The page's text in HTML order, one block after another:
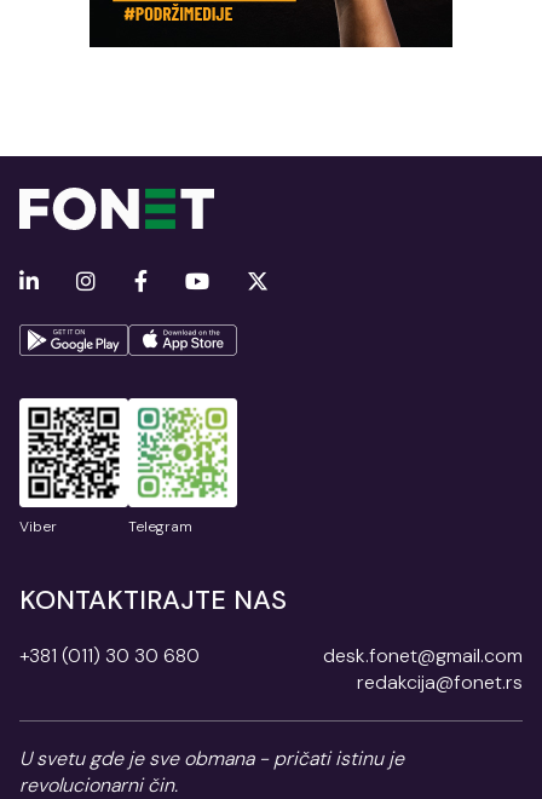
Viber Telegram
KONTAKTIRAJTE NAS
+381 (011) 30 30 680
desk.fonet@gmail.com
redakcija@fonet.rs
U svetu gde je sve obmana - pričati istinu je
revolucionarni čin.